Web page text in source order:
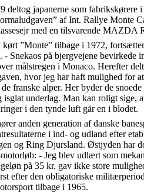
deltog japanerne som
af Int. Rallye Monte
med en tilsvarende MAZDA
kørt ”Monte” tilbage i 1972,
- Snekaos på bjergvejene bevirkede
målstregen i Monaco. Herefter
hvor jeg har haft mulighed for
franske alper. Her byder de
isglat underlag. Man kan roligt sige,
i den tynde luft går en i blodet.
anden generation af danske
i ind- og udland efter
og Ring Djursland. Østjyden har
- Jeg blev udlært som
på 35 kr. gav ikke store
efter den obligatoriske
tilbage i 1965.